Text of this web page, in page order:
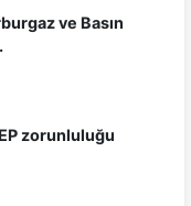
ve Basın
zorunluluğu